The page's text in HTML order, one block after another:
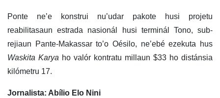
Ponte ne’e konstrui nu’udar pakote husi projetu
reabilitasaun estrada nasionál husi terminál Tono, sub-
rejiaun Pante-Makassar to’o Oésilo, ne’ebé ezekuta hus
Waskita Karya ho valór kontratu millaun $33 ho distánsia
kilómetru 17.
Jornalista: Abílio Elo Nini